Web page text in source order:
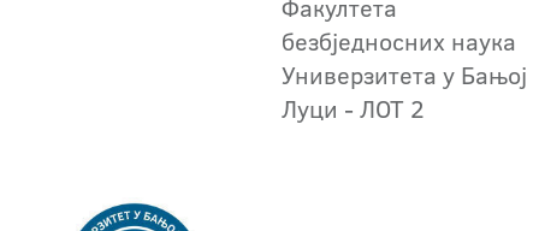
безбједносних наука
Универзитета у Бањој
Луци - ЛОТ 2